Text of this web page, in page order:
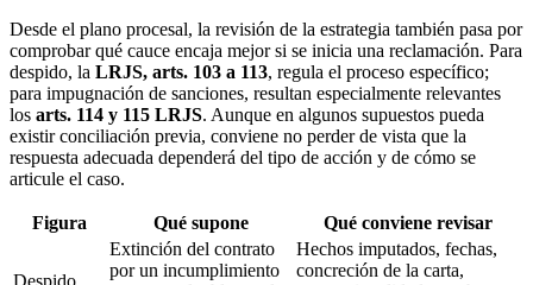
Desde el plano procesal, la revisión de la estrategia también pasa por
comprobar qué cauce encaja mejor si se inicia una reclamación. Para
despido, la LRJS, arts. 103 a 113, regula el proceso específico;
para impugnación de sanciones, resultan especialmente relevantes
los arts. 114 y 115 LRJS. Aunque en algunos supuestos pueda
existir conciliación previa, conviene no perder de vista que la
respuesta adecuada dependerá del tipo de acción y de cómo se
articule el caso.
Figura Qué supone Qué conviene revisar
Despido
Extinción del contrato
por un incumplimiento
Hechos imputados, fechas,
concreción de la carta,